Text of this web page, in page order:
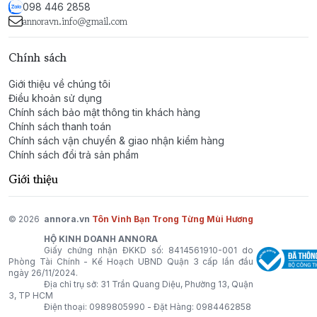
hương này phù hợp cho những dịp đặc biệt, những
buổi tối sang trọng hay các sự kiện lãng mạn, làm nổi
bật phong cách nữ tính, quý phái và đầy cuốn hút.
098 446 2858
annoravn.info@gmail.com
Chính sách
Giới thiệu về chúng tôi
Điều khoản sử dụng
Chính sách bảo mật thông tin khách hàng
Chính sách thanh toán
Chính sách vận chuyển & giao nhận kiểm hàng
Chính sách đổi trả sản phẩm
Giới thiệu
© 2026 annora.vn Tôn Vinh Bạn Trong Từng Mùi Hương
HỘ KINH DOANH ANNORA
Giấy chứng nhận ĐKKD số: 8414561910-001 do
Phòng Tài Chính - Kế Hoạch UBND Quận 3 cấp lần đầu
ngày 26/11/2024.
Địa chỉ trụ sở: 31 Trần Quang Diệu, Phường 13, Quận
3, TP HCM
Điện thoại: 0989805990 - Đặt Hàng: 0984462858